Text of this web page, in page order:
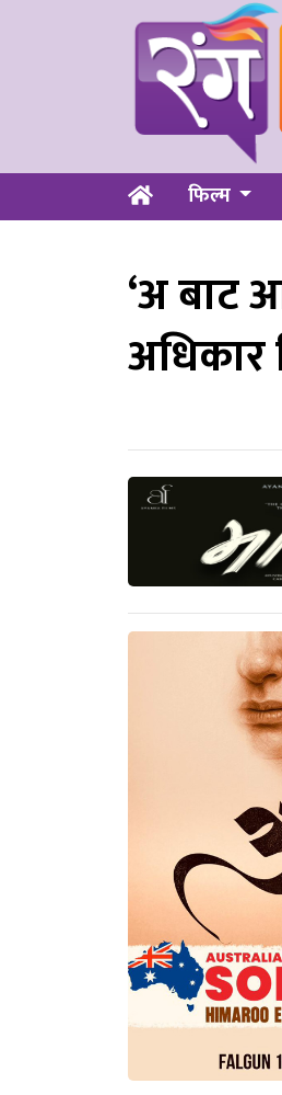
फिल्म
‘अ बाट
अधिकार